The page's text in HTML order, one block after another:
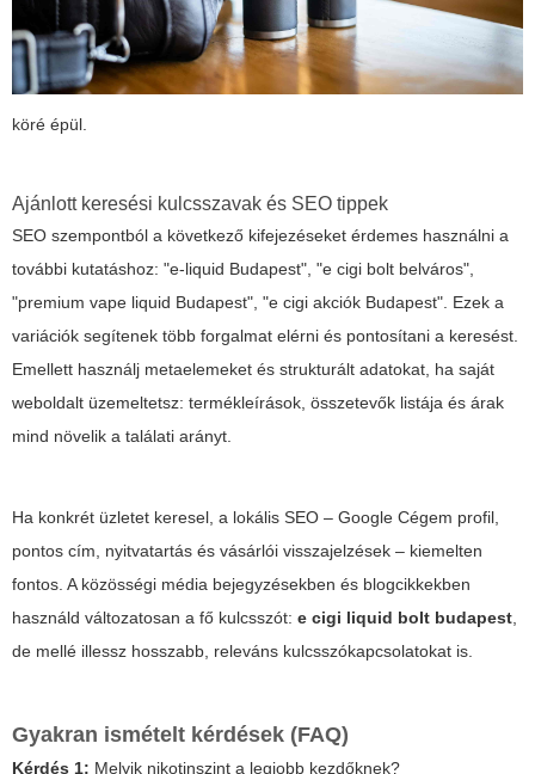
köré épül.
Ajánlott keresési kulcsszavak és SEO tippek
SEO szempontból a következő kifejezéseket érdemes használni a
további kutatáshoz: "e-liquid Budapest", "e cigi bolt belváros",
"premium vape liquid Budapest", "e cigi akciók Budapest". Ezek a
variációk segítenek több forgalmat elérni és pontosítani a keresést.
Emellett használj metaelemeket és strukturált adatokat, ha saját
weboldalt üzemeltetsz: termékleírások, összetevők listája és árak
mind növelik a találati arányt.
Ha konkrét üzletet keresel, a lokális SEO – Google Cégem profil,
pontos cím, nyitvatartás és vásárlói visszajelzések – kiemelten
fontos. A közösségi média bejegyzésekben és blogcikkekben
használd változatosan a fő kulcsszót: e cigi liquid bolt budapest
de mellé illessz hosszabb, releváns kulcsszókapcsolatokat is.
Gyakran ismételt kérdések (FAQ)
Kérdés 1: Melyik nikotinszint a legjobb kezdőknek?